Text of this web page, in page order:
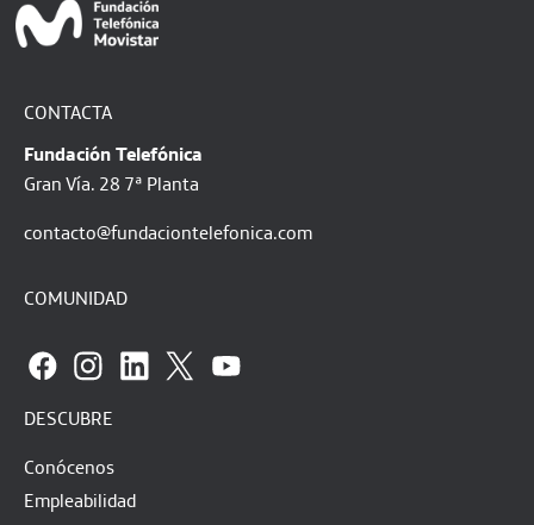
CONTACTA
Fundación Telefónica
Gran Vía. 28 7ª Planta
contacto@fundaciontelefonica.com
COMUNIDAD
DESCUBRE
Conócenos
Empleabilidad